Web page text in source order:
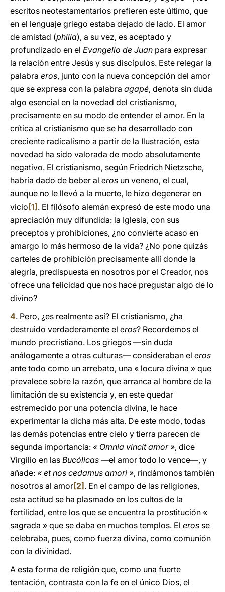
escritos neotestamentarios prefieren este último, que
en el lenguaje griego estaba dejado de lado. El amor
de amistad (philia), a su vez, es aceptado y
profundizado en el Evangelio de Juan para expresar
la relación entre Jesús y sus discípulos. Este relegar la
palabra eros, junto con la nueva concepción del amor
que se expresa con la palabra agapé, denota sin duda
algo esencial en la novedad del cristianismo,
precisamente en su modo de entender el amor. En la
crítica al cristianismo que se ha desarrollado con
creciente radicalismo a partir de la Ilustración, esta
novedad ha sido valorada de modo absolutamente
negativo. El cristianismo, según Friedrich Nietzsche,
habría dado de beber al eros un veneno, el cual,
aunque no le llevó a la muerte, le hizo degenerar en
vicio [1] . El filósofo alemán expresó de este modo una
apreciación muy difundida: la Iglesia, con sus
preceptos y prohibiciones, ¿no convierte acaso en
amargo lo más hermoso de la vida? ¿No pone quizás
carteles de prohibición precisamente allí donde la
alegría, predispuesta en nosotros por el Creador, nos
ofrece una felicidad que nos hace pregustar algo de lo
divino?
4. Pero, ¿es realmente así? El cristianismo, ¿ha
destruido verdaderamente el eros? Recordemos el
mundo precristiano. Los griegos —sin duda
análogamente a otras culturas— consideraban el eros
ante todo como un arrebato, una « locura divina » que
prevalece sobre la razón, que arranca al hombre de la
limitación de su existencia y, en este quedar
estremecido por una potencia divina, le hace
experimentar la dicha más alta. De este modo, todas
las demás potencias entre cielo y tierra parecen de
segunda importancia: « Omnia vincit amor », dice
Virgilio en las Bucólicas —el amor todo lo vence—, y
añade: « et nos cedamus amori », rindámonos también
nosotros al amor[2] . En el campo de las religiones,
esta actitud se ha plasmado en los cultos de la
fertilidad, entre los que se encuentra la prostitución «
sagrada » que se daba en muchos templos. El eros se
celebraba, pues, como fuerza divina, como comunión
con la divinidad.
A esta forma de religión que, como una fuerte
tentación, contrasta con la fe en el único Dios, el